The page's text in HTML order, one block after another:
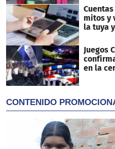
mitos y
la tuya
Juegos
en la